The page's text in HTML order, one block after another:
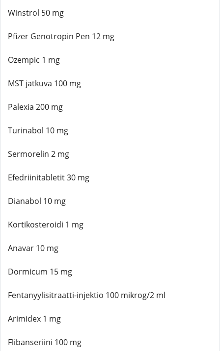
Winstrol 50 mg
Pfizer Genotropin Pen 12 mg
Ozempic 1 mg
MST jatkuva 100 mg
Palexia 200 mg
Turinabol 10 mg
Sermorelin 2 mg
Efedriinitabletit 30 mg
Dianabol 10 mg
Kortikosteroidi 1 mg
Anavar 10 mg
Dormicum 15 mg
Fentanyylisitraatti-injektio 100 mikrog/2 ml
Arimidex 1 mg
Flibanseriini 100 mg